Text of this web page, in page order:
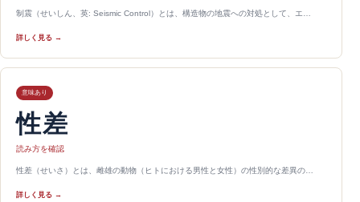
制震（せいしん、英: Seismic Control）とは、構造物の地震への対処として、エ…
詳しく見る →
意味あり
性差
読み方を確認
性差（せいさ）とは、雌雄の動物（ヒトにおける男性と女性）の性別的な差異の…
詳しく見る →